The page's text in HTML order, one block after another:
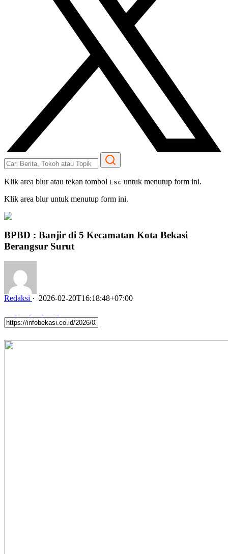
Klik area blur atau tekan tombol Esc untuk menutup form ini.
Klik area blur untuk menutup form ini.
BPBD : Banjir di 5 Kecamatan Kota Bekasi
Berangsur Surut
Redaksi · 2026-02-20T16:18:48+07:00